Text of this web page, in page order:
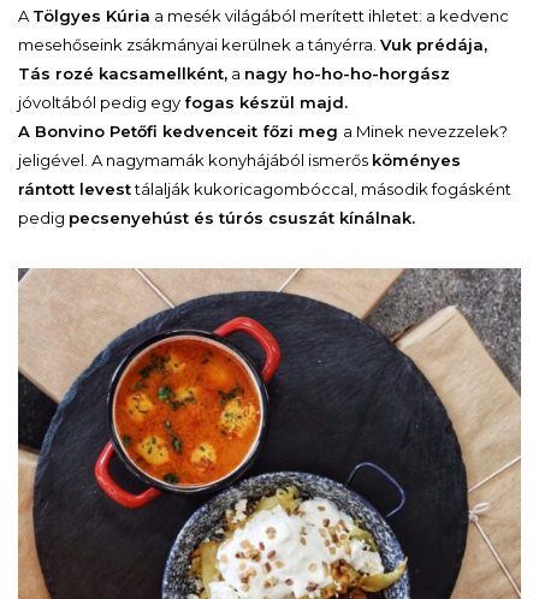
ATölgyes Kúria a mesék világából merített ihletet: a kedvenc
mesehőseink zsákmányai kerülnek a tányérra. Vuk prédája,
Tás rozé kacsamellként, a nagy ho-ho-ho-horgász
jóvoltából pedig egy fogas készül majd.
A Bonvino Petőfi kedvenceit főzi meg a Minek nevezzelek?
jeligével. A nagymamák konyhájából ismerős köményes
rántott levesttálalják kukoricagombóccal, második fogásként
pedig pecsenyehúst és túrós csuszát kínálnak.